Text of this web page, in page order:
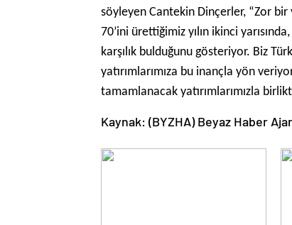
söyleyen Cantekin Dinçerler, “Zor bir
70’ini ürettiğimiz yılın ikinci
karşılık bulduğunu gösteriyor. Biz
yatırımlarımıza bu inançla yön
tamamlanacak yatırımlarımızla
Kaynak: (BYZHA) Beyaz Haber